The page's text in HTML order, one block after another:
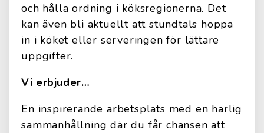
och hålla ordning i köksregionerna. Det
kan även bli aktuellt att stundtals hoppa
in i köket eller serveringen för lättare
uppgifter.
Vi erbjuder…
En inspirerande arbetsplats med en härlig
sammanhållning där du får chansen att